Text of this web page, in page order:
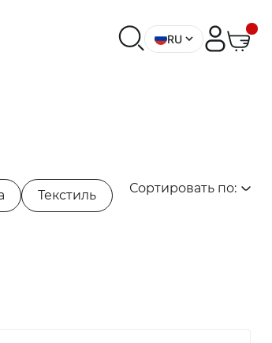
RU
Текстиль Сортировать по: